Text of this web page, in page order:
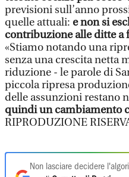
previsioni sull’anno
quelle attuali: e non si
contribuzione alle ditte a
«Stiamo notando una
senza una crescita netta
riduzione - le parole di
piccola ripresa
delle assunzioni restano
quindi un cambiamento
RIPRODUZIONE
Non lasciare decidere